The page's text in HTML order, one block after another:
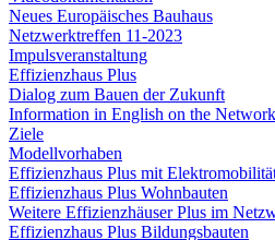
Neues Europäisches Bauhaus
Netzwerktreffen 11-2023
Impulsveranstaltung
Effizienzhaus Plus
Dialog zum Bauen der Zukunft
Information in English on the
Ziele
Modellvorhaben
Effizienzhaus Plus mit
Effizienzhaus Plus Wohnbauten
Weitere Effizienzhäuser Plus im
Effizienzhaus Plus Bildungsbauten